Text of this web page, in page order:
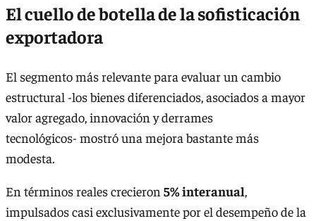
El cuello de botella de la sofisticación
exportadora
El segmento más relevante para evaluar un cambio
estructural -los bienes diferenciados, asociados a mayor
valor agregado, innovación y derrames
tecnológicos- mostró una mejora bastante más
modesta.
En términos reales crecieron 5% interanual,
impulsados casi exclusivamente por el desempeño de la